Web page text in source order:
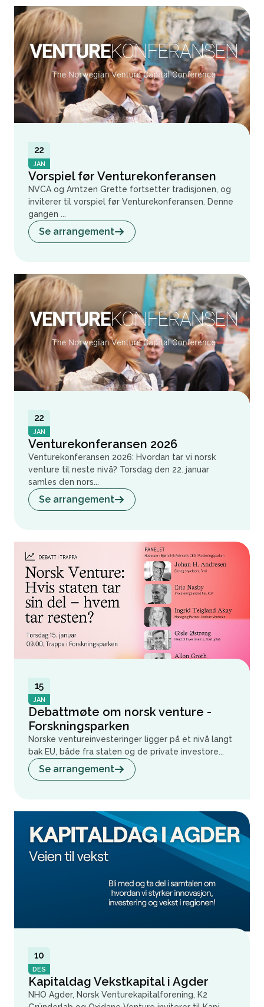
22
JAN
Vorspiel før Venturekonferansen
NVCA og Arntzen Grette fortsetter tradisjonen, og
inviterer til vorspiel før Venturekonferansen. Denne
gangen ...
Se arrangement
22
JAN
Venturekonferansen 2026
Venturekonferansen 2026: Hvordan tar vi norsk
venture til neste nivå? Torsdag den 22. januar
samles den nors...
Se arrangement
15
JAN
Debattmøte om norsk venture -
Forskningsparken
Norske ventureinvesteringer ligger på et nivå langt
bak EU, både fra staten og de private investore...
Se arrangement
10
DES
Kapitaldag Vekstkapital i Agder
NHO Agder, Norsk Venturekapitalforening, K2